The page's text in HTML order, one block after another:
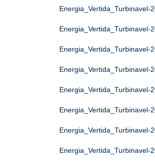
Energia_Vertida_Turbinavel-
Energia_Vertida_Turbinavel-
Energia_Vertida_Turbinavel-
Energia_Vertida_Turbinavel-
Energia_Vertida_Turbinavel-
Energia_Vertida_Turbinavel-
Energia_Vertida_Turbinavel-
Energia_Vertida_Turbinavel-